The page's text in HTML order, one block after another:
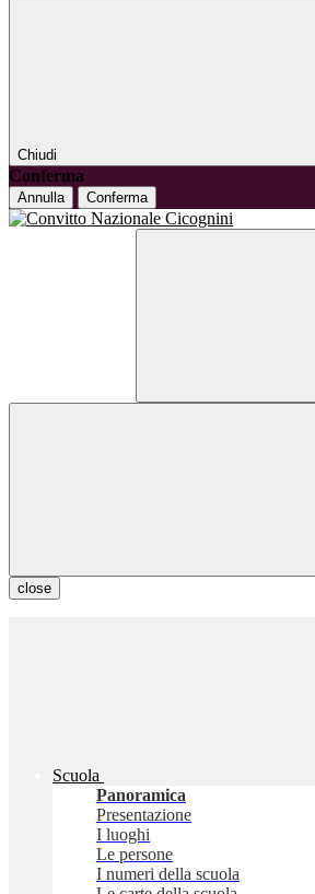
Chiudi
Conferma
Annulla Conferma
close
Scuola
Panoramica
Presentazione
I luoghi
Le persone
I numeri della scuola